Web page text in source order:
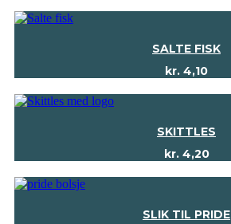
SALTE FISK
kr. 4,10
SKITTLES
kr.4,20
SLIK TIL PRIDE